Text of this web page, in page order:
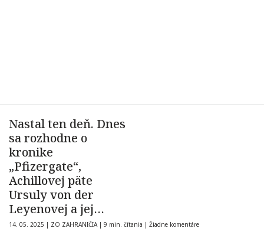
Nastal ten deň. Dnes
sa rozhodne o
kronike
„Pfizergate“,
Achillovej päte
Ursuly von der
Leyenovej a jej
elitárskeho impéria
14. 05. 2025 | ZO ZAHRANIČIA | 9 min. čítania | Žiadne komentáre